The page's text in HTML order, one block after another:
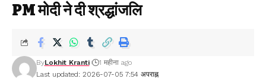
PM मोदी ने दी श्रद्धांजलि
Last updated: 2026-07-05 7:54 अपराह्न
ByLokhit Kranti 1 महीना ago